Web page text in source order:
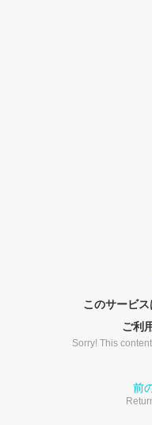
このサービ
ご利
Sorry! This
前